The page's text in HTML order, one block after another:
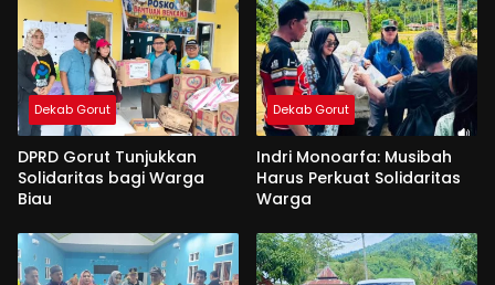
Dekab Gorut
DPRD Gorut Tunjukkan
Solidaritas bagi Warga
Biau
Dekab Gorut
Indri Monoarfa: Musibah
Harus Perkuat Solidaritas
Warga